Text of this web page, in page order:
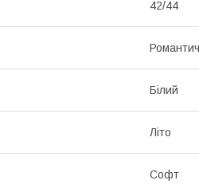
42/44
Білий
Літо
Софт